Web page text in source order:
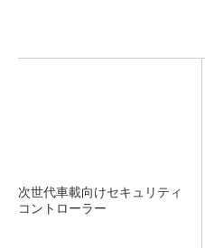
次世代車載向けセキュリティ
コントローラー